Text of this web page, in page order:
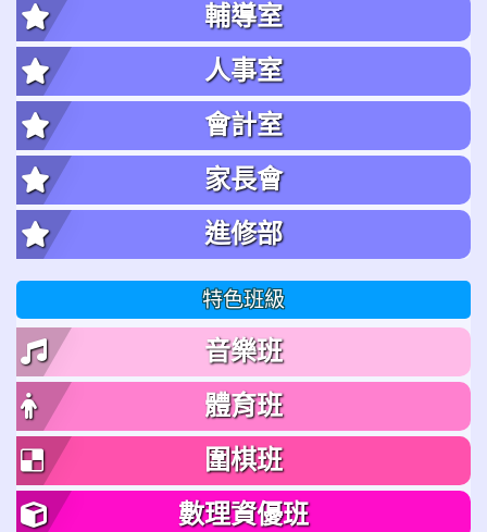
輔導室
人事室
會計室
家長會
進修部
特色班級
音樂班
體育班
圍棋班
數理資優班